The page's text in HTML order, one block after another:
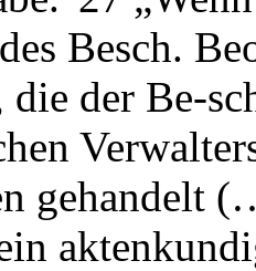
Besch.
die der Be-
gehandelt